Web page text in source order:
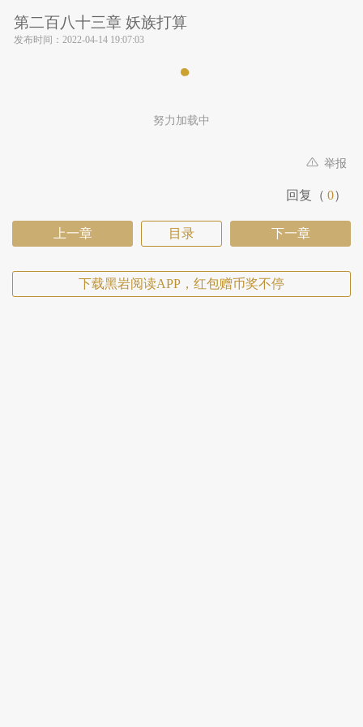
第二百八十三章 妖族打算
发布时间： 2022-04-14 19:07:03
努力加载中
举报
回复（ 0）
上一章 目录 下一章
下载黑岩阅读APP，红包赠币奖不停